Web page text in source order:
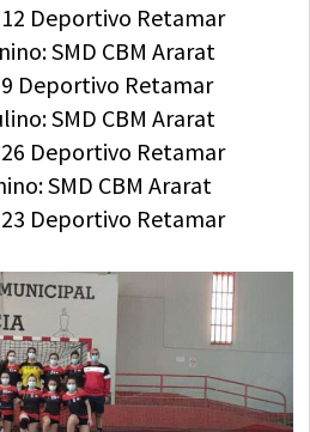
Deportivo Retamar
SMD CBM Ararat
Deportivo Retamar
SMD CBM Ararat
Deportivo Retamar
SMD CBM Ararat
Deportivo Retamar